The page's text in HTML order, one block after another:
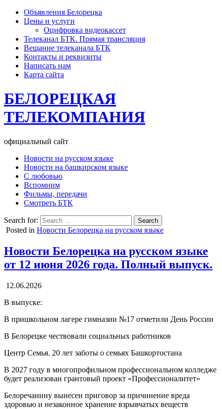
Объявления Белорецка
Цены и услуги
Оцифровка видеокассет
Телеканал БТК. Прямая трансляция
Вещание телеканала БТК
Контакты и реквизиты
Написать нам
Карта сайта
БЕЛОРЕЦКАЯ
ТЕЛЕКОМПАНИЯ
официальный сайт
Новости на русском языке
Новости на башкирском языке
С любовью
Вспомним
Фильмы, передачи
Смотреть БТК
Search for:
Posted in Новости Белорецка на русском языке
Новости Белорецка на русском языке
от 12 июня 2026 года. Полный выпуск.
12.06.2026
В выпуске:
В пришкольном лагере гимназии №17 отметили День России
В Белорецке чествовали социальных работников
Центр Семья. 20 лет заботы о семьях Башкортостана
В 2027 году в многопрофильном профессиональном колледже
будет реализован грантовый проект «Профессионалитет»
Белоречанину вынесен приговор за причинение вреда
здоровью и незаконное хранение взрывчатых веществ